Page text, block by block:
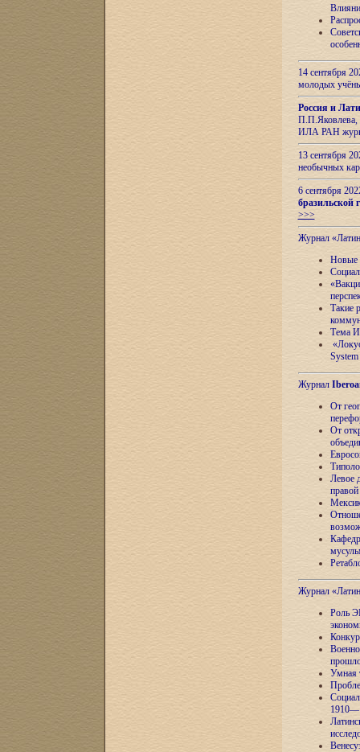
14 сентября
молодых
Россия и
П.П.Яковлева,
ИЛА РАН
13 сентября
необычных
6 сентября
бразильской
>>>
Журнал
Новые
Такие
Тема
Журнал
От
От
Левое
Журнал
Роль
Умная